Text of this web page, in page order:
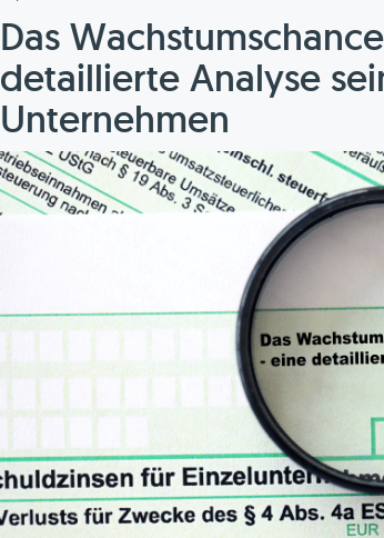
Das
detaillierte Analyse
Unternehmen